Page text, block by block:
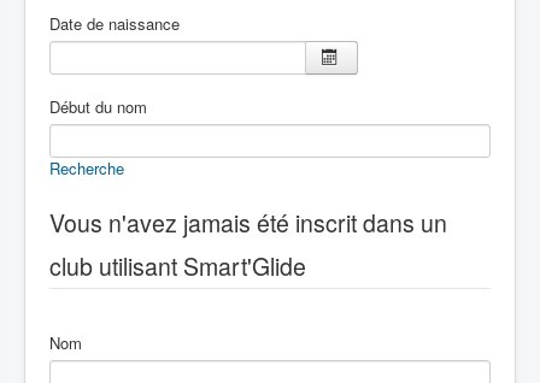
Date de naissance
Début du nom
Recherche
Vous n'avez jamais été inscrit dans un
club utilisant Smart'Glide
Nom